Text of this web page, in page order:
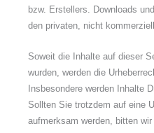
bzw. Erstellers. Downloads
den privaten, nicht
Soweit die Inhalte auf dieser
wurden, werden die
Insbesondere werden Inhalte
Sollten Sie trotzdem auf eine
aufmerksam werden, bitten